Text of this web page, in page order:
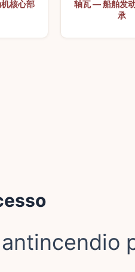
核心部
轴瓦 — 船舶发
承